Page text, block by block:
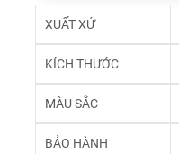
XUẤT XỨ
KÍCH THƯỚC
MÀU SẮC
BẢO HÀNH